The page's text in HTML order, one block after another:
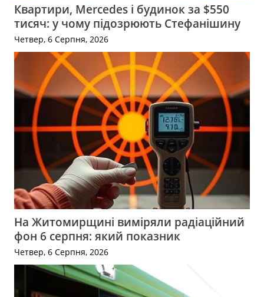
Квартири, Mercedes і будинок за $550
тисяч: у чому підозрюють Стефанішину
Четвер, 6 Серпня, 2026
На Житомирщині виміряли радіаційний
фон 6 серпня: який показник
Четвер, 6 Серпня, 2026